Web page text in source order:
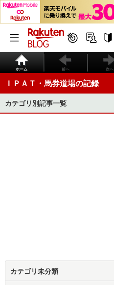
ホーム 前へ 次へ
ＩＰＡＴ・馬券道場の記録
カテゴリ別記事一覧
カテゴリ未分類